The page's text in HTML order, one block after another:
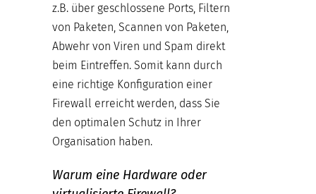
z.B. über geschlossene Ports, Filtern
von Paketen, Scannen von Paketen,
Abwehr von Viren und Spam direkt
beim Eintreffen. Somit kann durch
eine richtige Konfiguration einer
Firewall erreicht werden, dass Sie
den optimalen Schutz in Ihrer
Organisation haben.
Warum eine Hardware oder